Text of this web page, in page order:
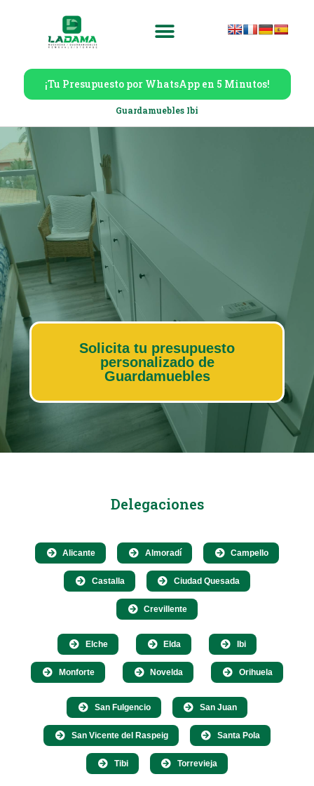
¡Tu Presupuesto por WhatsApp en 5 Minutos!
Guardamuebles Ibi
Solicita tu presupuesto
personalizado de
Guardamuebles
Delegaciones
Alicante Almoradí Campello
Castalla Ciudad Quesada
Crevillente
Elche Elda Ibi
Monforte Novelda Orihuela
San Fulgencio San Juan
San Vicente del Raspeig Santa Pola
Tibi Torrevieja